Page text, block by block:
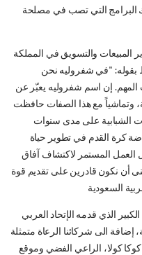
البرامج التي تصب في مصلحة
المبيعات والتسويق في المملكة
بقوله: "في شفروليه نحن
المهم. إن اسم شفروليه يعبّر عن
وتماشياً مع هذا الصفات حافظت
الشبابية على مدى سنوات
كرة القدم في تطوير حياة
العمل المستمر لاكتشاف آفاق
أن نكون قادرين على تقديم قوة
الذي قدمه الإتحاد العربي
إضافة الى شركائنا الرعاة متمثلة
كولا، الراعي الفضي وموقع